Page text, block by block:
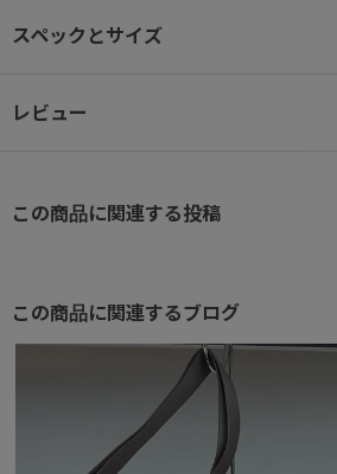
ポケットには、抗ウイルス・抗菌加工の生
小物雑貨の収納にぴったりな内装ポケット
内装へはペットボトルや折り畳み傘の収納
セキュリティー性の高い背面ファスナーポ
● 吸水速乾素材
スペックとサイズ
レビュー
この商品に関連する投稿
この商品に関連するブログ